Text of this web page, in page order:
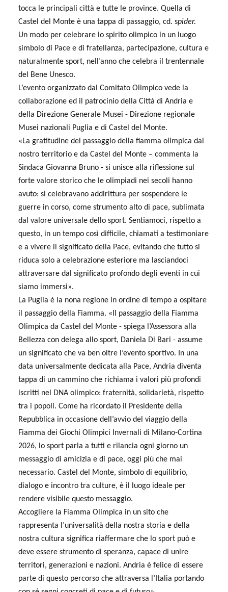
tocca le principali città e tutte le province. Quella di
Castel del Monte è una tappa di passaggio, cd. spider.
Un modo per celebrare lo spirito olimpico in un luogo
simbolo di Pace e di fratellanza, partecipazione, cultura e
naturalmente sport, nell’anno che celebra il trentennale
del Bene Unesco.
L’evento organizzato dal Comitato Olimpico vede la
collaborazione ed il patrocinio della Città di Andria e
della Direzione Generale Musei - Direzione regionale
Musei nazionali Puglia e di Castel del Monte.
«La gratitudine del passaggio della fiamma olimpica dal
nostro territorio e da Castel del Monte – commenta la
Sindaca Giovanna Bruno - si unisce alla riflessione sul
forte valore storico che le olimpiadi nei secoli hanno
avuto: si celebravano addirittura per sospendere le
guerre in corso, come strumento alto di pace, sublimata
dal valore universale dello sport. Sentiamoci, rispetto a
questo, in un tempo così difficile, chiamati a testimoniare
e a vivere il significato della Pace, evitando che tutto si
riduca solo a celebrazione esteriore ma lasciandoci
attraversare dal significato profondo degli eventi in cui
siamo immersi».
La Puglia è la nona regione in ordine di tempo a ospitare
il passaggio della Fiamma. «Il passaggio della Fiamma
Olimpica da Castel del Monte - spiega l’Assessora alla
Bellezza con delega allo sport, Daniela Di Bari - assume
un significato che va ben oltre l’evento sportivo. In una
data universalmente dedicata alla Pace, Andria diventa
tappa di un cammino che richiama i valori più profondi
iscritti nel DNA olimpico: fraternità, solidarietà, rispetto
tra i popoli. Come ha ricordato il Presidente della
Repubblica in occasione dell’avvio del viaggio della
Fiamma dei Giochi Olimpici Invernali di Milano-Cortina
2026, lo sport parla a tutti e rilancia ogni giorno un
messaggio di amicizia e di pace, oggi più che mai
necessario. Castel del Monte, simbolo di equilibrio,
dialogo e incontro tra culture, è il luogo ideale per
rendere visibile questo messaggio.
Accogliere la Fiamma Olimpica in un sito che
rappresenta l’universalità della nostra storia e della
nostra cultura significa riaffermare che lo sport può e
deve essere strumento di speranza, capace di unire
territori, generazioni e nazioni. Andria è felice di essere
parte di questo percorso che attraversa l’Italia portando